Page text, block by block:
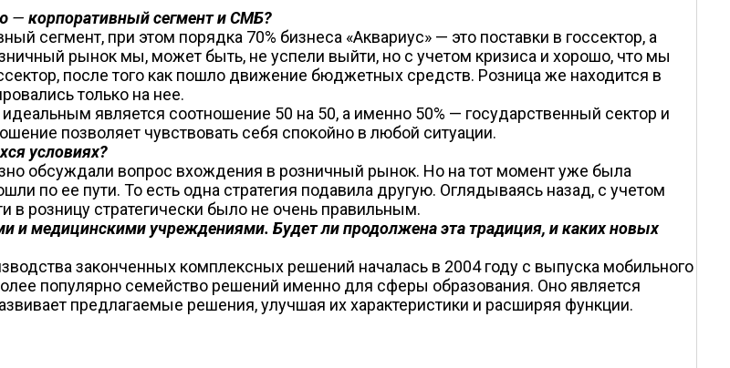
— корпоративный сегмент и СМБ?
сегмент, при этом порядка 70% бизнеса «Аквариус» — это поставки в госсектор, а
рынок мы, может быть, не успели выйти, но с учетом кризиса и хорошо, что мы
после того как пошло движение бюджетных средств. Розница же находится в
только на нее.
является соотношение 50 на 50, а именно 50% — государственный сектор и
позволяет чувствовать себя спокойно в любой ситуации.
условиях?
обсуждали вопрос вхождения в розничный рынок. Но на тот момент уже была
по ее пути. То есть одна стратегия подавила другую. Оглядываясь назад, с учетом
розницу стратегически было не очень правильным.
и медицинскими учреждениями. Будет ли продолжена эта традиция, и каких новых
законченных комплексных решений началась в 2004 году с выпуска мобильного
популярно семейство решений именно для сферы образования. Оно является
предлагаемые решения, улучшая их характеристики и расширяя функции.